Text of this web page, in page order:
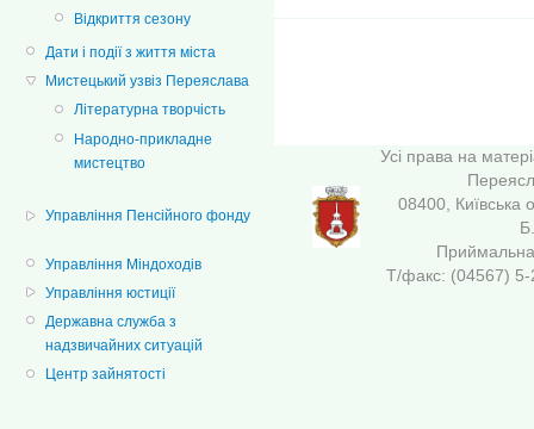
Відкриття сезону
Дати і події з життя міста
Мистецький узвіз Переяслава
Літературна творчість
Народно-прикладне
мистецтво
Управління Пенсійного фонду
Управління Міндоходів
Управління юстиції
Державна служба з
надзвичайних ситуацій
Центр зайнятості
Усі права на
08400, Київська
Т/факс: